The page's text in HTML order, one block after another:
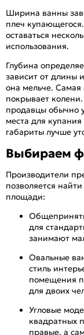
Ширина ванны
плеч
оставаться
использования.
Глубина
зависит от длины
она мельче. Самая
покрывает
продавцы обычно
места для
габариты лучше
Выбираем
Производители
позволяется
площади:
для
занимают
Овальные
стиль
помещения
для двоих
Угловые
квадратных
правые, а